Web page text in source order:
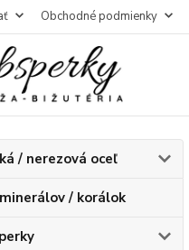
Obchodné podmienky
/ nerezová oceľ
/ korálok